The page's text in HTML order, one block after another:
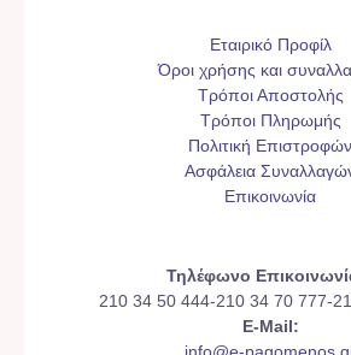
Εταιρικό Προφίλ
Όροι χρήσης και
Τρόποι Αποστολής
Τρόποι Πληρωμής
Πολιτική Επιστροφών
Ασφάλεια
Επικοινωνία
Τηλέφωνο
210 34 50 444-210 34 70 777-
E-Mail: